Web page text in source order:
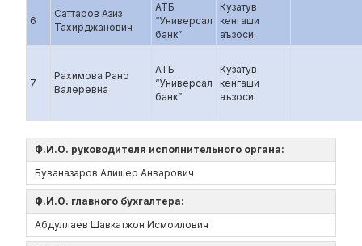
6
Саттаров Азиз
Тахирджанович
АТБ
“Универсал
банк”
Кузатув
кенгаши
аъзоси
7
Рахимова Рано
Валеревна
АТБ
“Универсал
банк”
Кузатув
кенгаши
аъзоси
Ф.И.О. руководителя исполнительного органа:
Буваназаров Алишер Анварович
Ф.И.О. главного бухгалтера:
Абдуллаев Шавкатжон Исмоилович